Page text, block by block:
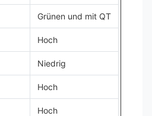
Grünen und mit QT
Hoch
Niedrig
Hoch
Hoch